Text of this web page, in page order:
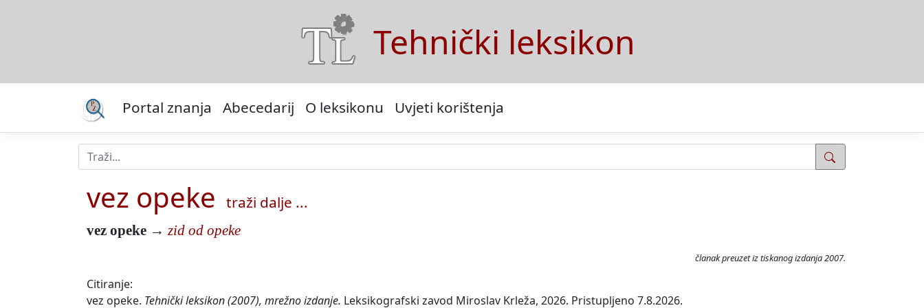
Tehnički leksikon
Portal znanja Abecedarij O leksikonu Uvjeti korištenja
vez opeke traži dalje ...
vez opeke → zid od opeke
članak preuzet iz tiskanog izdanja 2007.
Citiranje:
vez opeke. Tehnički leksikon (2007), mrežno izdanje. Leksikografski zavod Miroslav Krleža, 2026. Pristupljeno 7.8.2026.